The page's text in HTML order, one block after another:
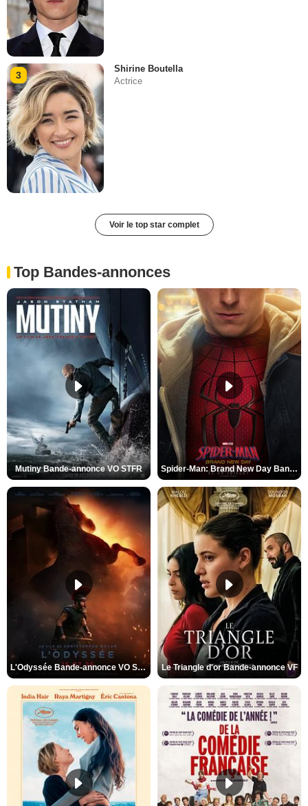
3
Shirine Boutella
Actrice
Voir le top star complet
Top Bandes-annonces
Mutiny Bande-annonce VO STFR Spider-Man: Brand New Day Bande-annonce VO STFR
L'Odyssée Bande-annonce VO STFR Le Triangle d'or Bande-annonce VF